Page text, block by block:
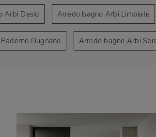
Arbi Desio Arredo bagno Arbi Limbiate
Dugnano Arredo bagno Arbi